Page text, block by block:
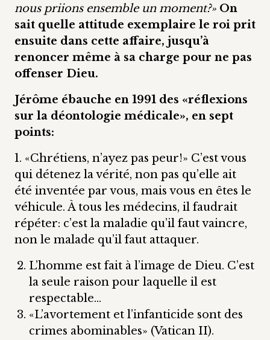
nous priions ensemble un moment?» On
sait quelle attitude exemplaire le roi prit
ensuite dans cette affaire, jusqu’à
renoncer même à sa charge pour ne pas
offenser Dieu.
Jérôme ébauche en 1991 des «réflexions
sur la déontologie médicale», en sept
points:
1. «Chrétiens, n’ayez pas peur!» C’est vous
qui détenez la vérité, non pas qu’elle ait
été inventée par vous, mais vous en êtes le
véhicule. À tous les médecins, il faudrait
répéter: c’est la maladie qu’il faut vaincre,
non le malade qu’il faut attaquer.
L’homme est fait à l’image de Dieu. C’est
la seule raison pour laquelle il est
respectable…
«L’avortement et l’infanticide sont des
crimes abominables» (Vatican II).